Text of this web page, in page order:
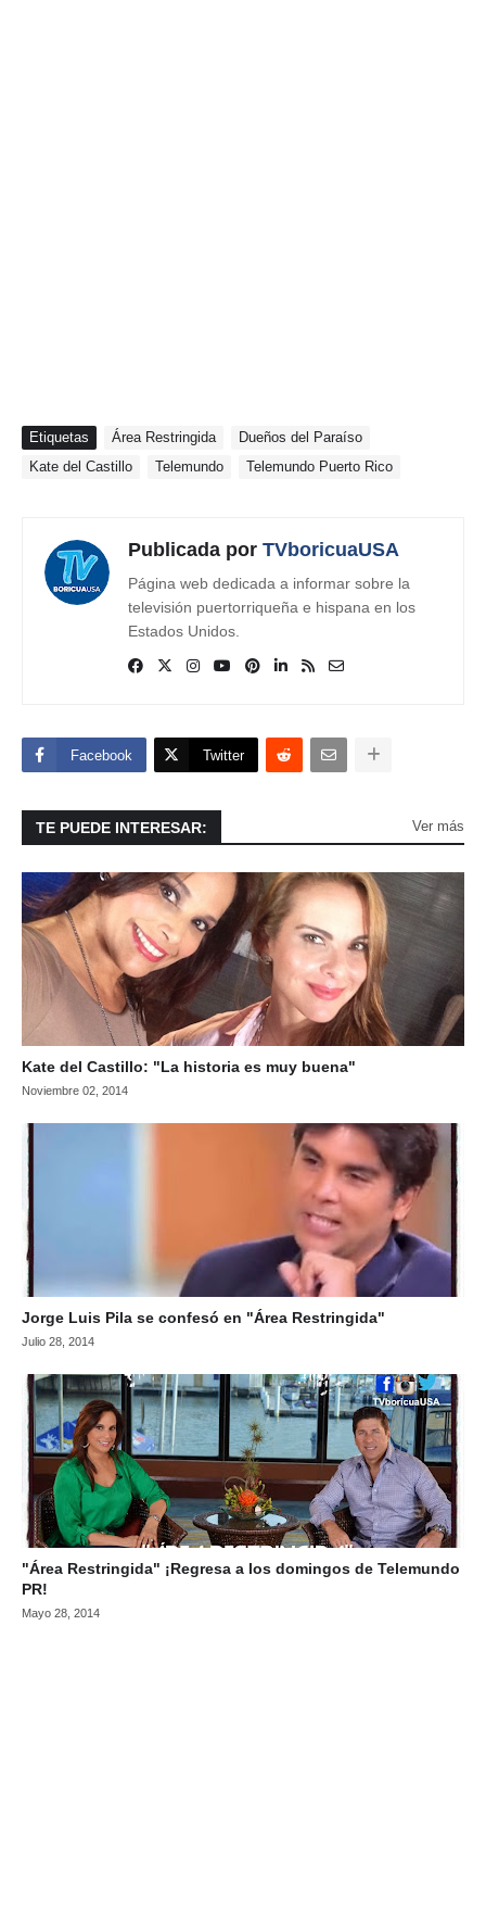
Etiquetas Área Restringida
Dueños del Paraíso
Kate del Castillo
Telemundo Telemundo Puerto Rico
Publicada por TVboricuaUSA
Página web dedicada a informar sobre la
televisión puertorriqueña e hispana en los
Estados Unidos.
Facebook Twitter
TE PUEDE INTERESAR: Ver más
Kate del Castillo: "La historia es muy buena"
Noviembre 02, 2014
Jorge Luis Pila se confesó en "Área Restringida"
Julio 28, 2014
"Área Restringida" ¡Regresa a los domingos de Telemundo
PR!
Mayo 28, 2014